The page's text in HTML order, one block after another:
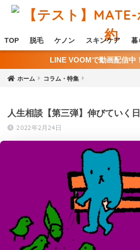
TOP 脱毛 ケノン スキンケア 暮
LINE VOOMで動画配信中
ホーム コラム・特集
人生相談【第三弾】伸びていく
2022年2月24日